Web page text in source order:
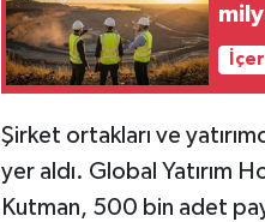
Şirket ortakları ve
yer aldı. Global Yatırım
Kutman, 500 bin adet